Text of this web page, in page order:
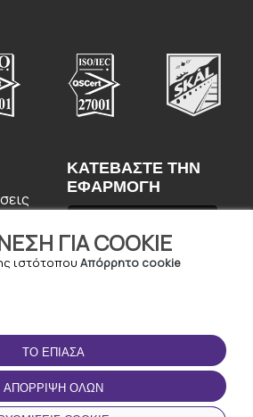
ΓΙΑ COOKIE
ιστότοπου Απόρρητο cookie
ΤΟ ΈΠΙΑΣΑ
ΑΠΌΡΡΙΨΗ ΌΛΩΝ
ΚΑΤΕΒΆΣΤΕ ΤΗΝ
ΕΦΑΡΜΟΓΉ